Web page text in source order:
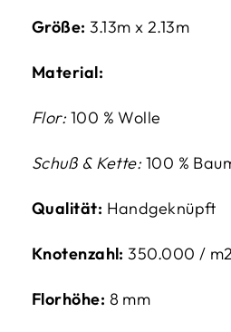
Größe: 3.13m x 2.13m
Material:
Flor: 100 % Wolle
Schuß & Kette: 100 %
Qualität: Handgeknüpft
Knotenzahl: 350.000 / m2
Florhöhe: 8 mm